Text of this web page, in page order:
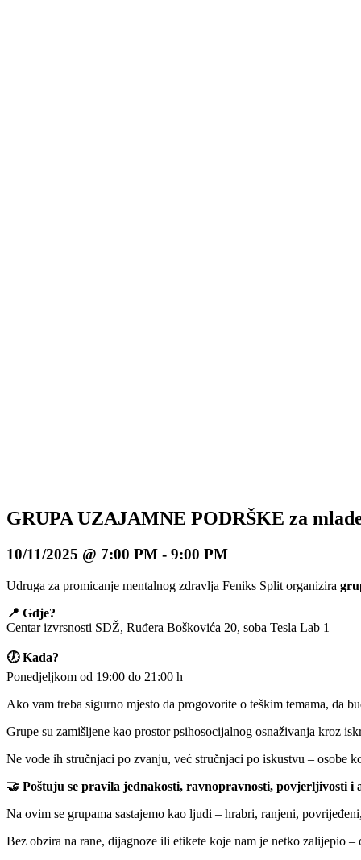
GRUPA UZAJAMNE PODRŠKE za
10/11/2025 @ 7:00 PM - 9:00 PM
Udruga za promicanje mentalnog zdravlja Feniks Split organizira
📍 Gdje?
Centar izvrsnosti SDŽ, Ruđera Boškovića 20, soba Tesla Lab 1
🕖 Kada?
Ponedjeljkom od 19:00 do 21:00 h
Ako vam treba sigurno mjesto da progovorite o teškim temama, da
Grupe su zamišljene kao prostor psihosocijalnog osnaživanja kroz
Ne vode ih stručnjaci po zvanju, već stručnjaci po iskustvu – osobe
🤝 Poštuju se pravila jednakosti, ravnopravnosti, povjerljivosti i
Na ovim se grupama sastajemo kao ljudi – hrabri, ranjeni,
Bez obzira na rane, dijagnoze ili etikete koje nam je netko zalijepio